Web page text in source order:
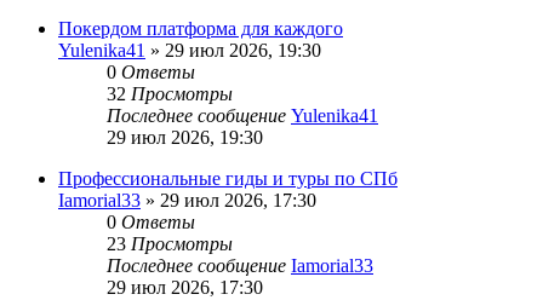
Покердом платформа для каждого
Yulenika41 » 29 июл 2026, 19:30
0 Ответы
32 Просмотры
Последнее сообщение Yulenika41
29 июл 2026, 19:30
Профессиональные гиды и туры по СПб
Iamorial33 » 29 июл 2026, 17:30
0 Ответы
23 Просмотры
Последнее сообщение Iamorial33
29 июл 2026, 17:30